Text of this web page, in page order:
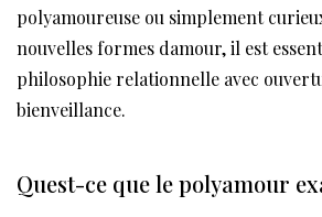
polyamoureuse ou simplement
nouvelles formes damour, il est
philosophie relationnelle avec
bienveillance.
Quest-ce que le polyamour